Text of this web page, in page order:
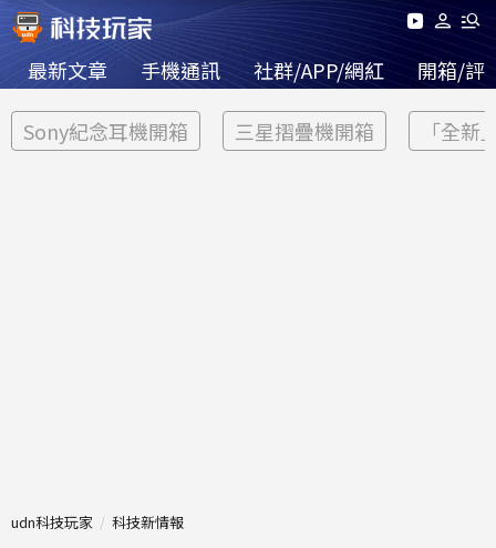
最新文章 手機通訊 社群/APP/網紅 開箱/評
Sony紀念耳機開箱 三星摺疊機開箱 「全新
udn科技玩家 科技新情報